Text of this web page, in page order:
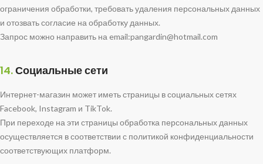
ограничения обработки, требовать удаления персональных данных
и отозвать согласие на обработку данных.
Запрос можно направить на email:pangardin@hotmail.com
14.Социальные сети
Интернет-магазин может иметь страницы в социальных сетях
Facebook, Instagram и TikTok.
При переходе на эти страницы обработка персональных данных
осуществляется в соответствии с политикой конфиденциальности
соответствующих платформ.